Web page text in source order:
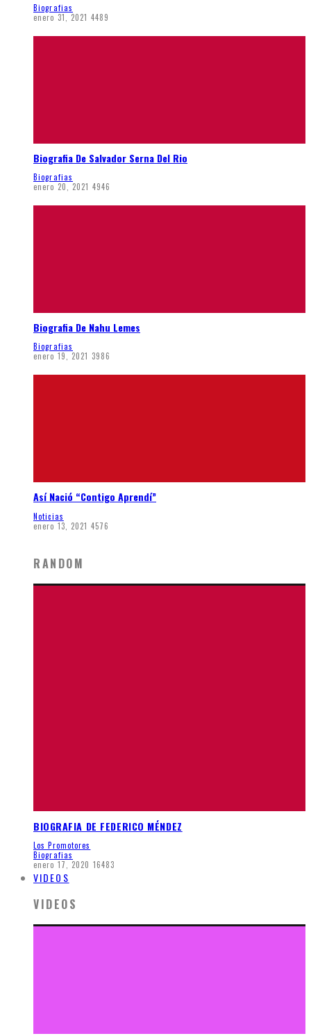
Biografias
enero 31, 2021 4489
Biografia De Salvador Serna Del Rio
Biografias
enero 20, 2021 4946
Biografia De Nahu Lemes
Biografias
enero 19, 2021 3986
Así Nació “Contigo Aprendí”
Noticias
enero 13, 2021 4576
RANDOM
BIOGRAFIA DE FEDERICO MÉNDEZ
Los Promotores
Biografias
enero 17, 2020 16483
VIDEOS
VIDEOS